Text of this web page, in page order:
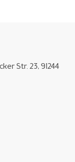
Str. 23, 91244